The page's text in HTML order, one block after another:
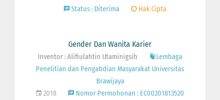
Status : Diterima
Hak Cipta
Gender Dan Wanita Karier
Inventor : Alifiulahtin Utaminigsih
Lembaga
Penelitian dan Pengabdian Masyarakat Universitas
Brawijaya
2018
Nomor Permohonan : EC00201813520